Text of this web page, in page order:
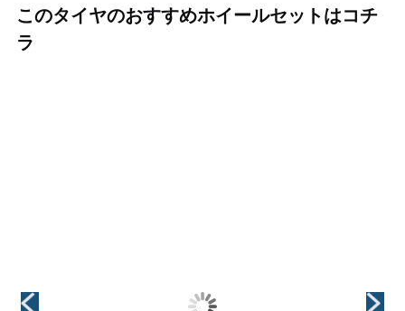
このタイヤのおすすめホイールセットはコチ
ラ
インチ